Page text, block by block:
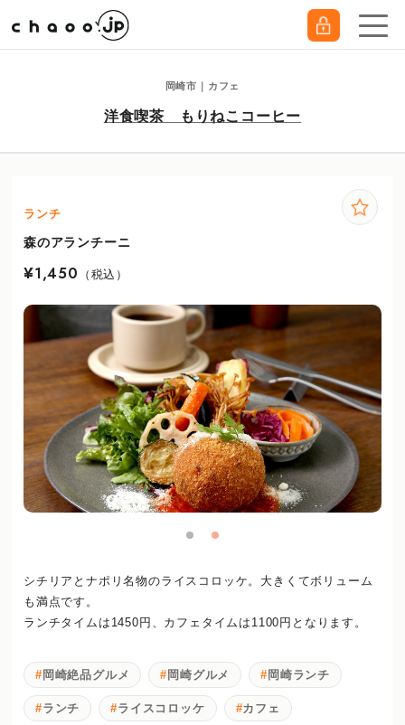
岡崎市｜カフェ
洋食喫茶 もりねこコーヒー
ランチ
森のアランチーニ
¥1,450 （税込）
シチリアとナポリ名物のライスコロッケ。大きくてボリューム
も満点です。
ランチタイムは1450円、カフェタイムは1100円となります。
岡崎絶品グルメ 岡崎グルメ 岡崎ランチ
ランチ ライスコロッケ カフェ